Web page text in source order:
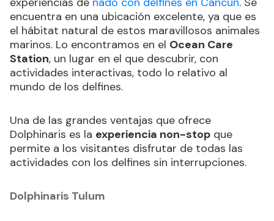
encuentra en una ubicación excelente, ya que es
el hábitat natural de estos maravillosos animales
marinos. Lo encontramos en el Ocean Care
Station, un lugar en el que descubrir, con
actividades interactivas, todo lo relativo al
mundo de los delfines.
Una de las grandes ventajas que ofrece
Dolphinaris es la experiencia non-stop que
permite a los visitantes disfrutar de todas las
actividades con los delfines sin interrupciones.
Dolphinaris Tulum